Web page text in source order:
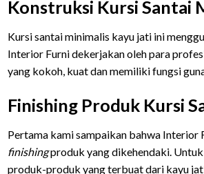
Konstruksi Kursi Santai
Kursi santai minimalis kayu jati ini
Interior Furni dekerjakan oleh para
yang kokoh, kuat dan memiliki fungsi
Finishing Produk Kursi
Pertama kami sampaikan bahwa Interior
finishingproduk yang dikehendaki.
produk-produk yang terbuat dari kayu